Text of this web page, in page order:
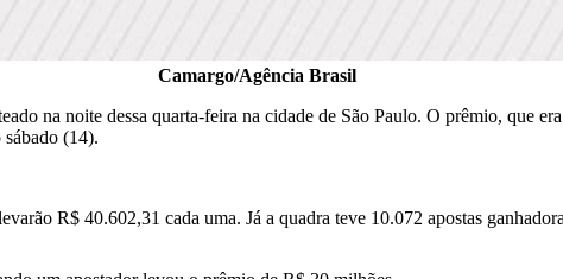
Camargo/Agência Brasil
na noite dessa quarta-feira na cidade de São Paulo. O prêmio, que
(14).
R$ 40.602,31 cada uma. Já a quadra teve 10.072 apostas